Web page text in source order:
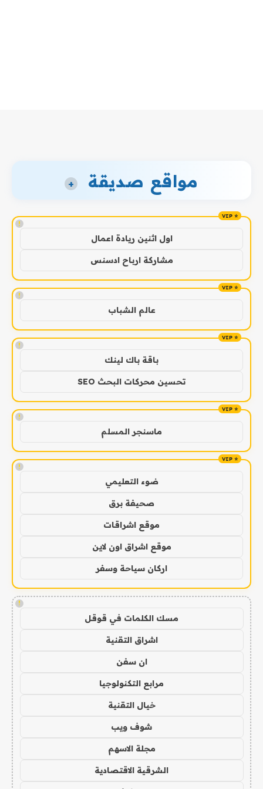
مواقع صديقة +
!
اول اثنين ريادة اعمال
مشاركة ارباح ادسنس
!
عالم الشباب
!
باقة باك لينك
تحسين محركات البحث SEO
!
ماسنجر المسلم
!
ضوء التعليمي
صحيفة برق
موقع اشراقات
موقع اشراق اون لاين
اركان سياحة وسفر
!
مسك الكلمات في قوقل
اشراق التقنية
ان سفن
مرابع التكنولوجيا
خيال التقنية
شوف ويب
مجلة الاسهم
الشرقية الاقتصادية